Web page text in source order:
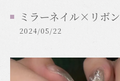
ミラーネイル×リボン
2024/05/22